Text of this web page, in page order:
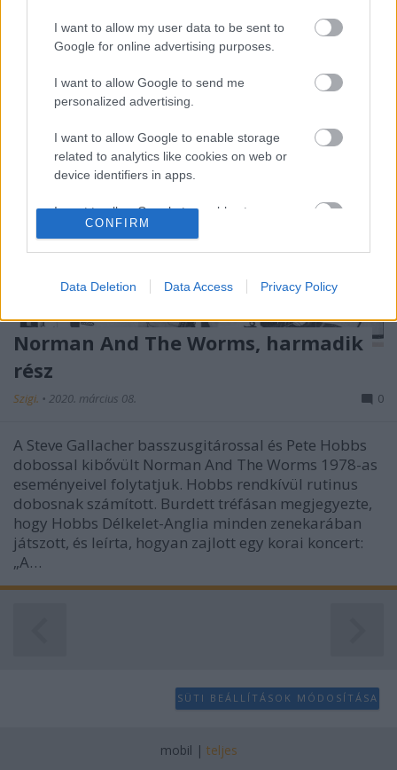
I want to allow my user data to be sent to
Google for online advertising purposes.
I want to allow Google to send me
personalized advertising.
I want to allow Google to enable storage
related to analytics like cookies on web or
device identifiers in apps.
I want to allow Google to enable storage
related to functionality of the website or app.
related to personalization.
I want to allow Google to enable storage
related to security, including authentication
CONFIRM
Data Deletion Data Access Privacy Policy
ilyen jól…
Norman And The Worms, harmadik
rész
Szigi. • 2020. március 08. 0
A Steve Gallacher basszusgitárossal és Pete Hobbs
dobossal kibővült Norman And The Worms 1978-as
eseményeivel folytatjuk. Hobbs rendkívül rutinus
dobosnak számított. Burdett tréfásan megjegyezte,
hogy Hobbs Délkelet-Anglia minden zenekarában
játszott, és leírta, hogyan zajlott egy korai koncert:
„A…
SÜTI BEÁLLÍTÁSOK MÓDOSÍTÁSA
mobil | teljes